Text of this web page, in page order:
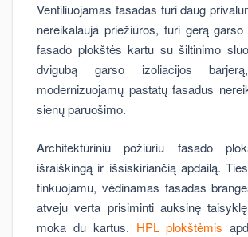
Ventiliuojamas fasadas turi daug
nereikalauja priežiūros, turi gerą
fasado plokštės kartu su šiltinimo
dvigubą garso izoliacijos
modernizuojamų pastatų fasadus
sienų paruošimo.
Architektūriniu požiūriu fasado
išraiškingą ir išsiskiriančią apdailą.
tinkuojamu, vėdinamas fasadas
atveju verta prisiminti auksinę
moka du kartus. HPL plokštėmis